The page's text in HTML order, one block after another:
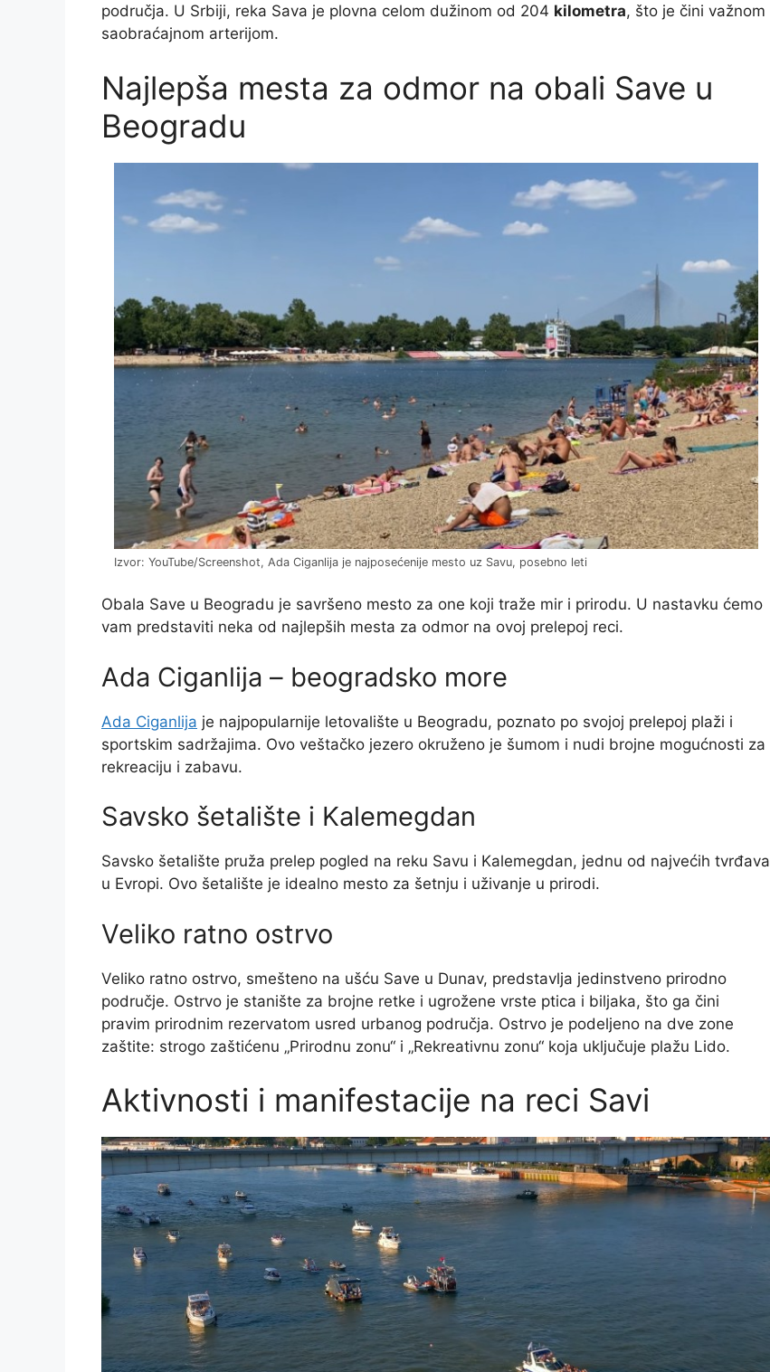
područja. U Srbiji, reka Sava je plovna celom dužinom od 204 kilometra, što je čini važnom
saobraćajnom arterijom.
Najlepša mesta za odmor na obali Save u
Beogradu
Izvor: YouTube/Screenshot, Ada Ciganlija je najposećenije mesto uz Savu, posebno leti
Obala Save u Beogradu je savršeno mesto za one koji traže mir i prirodu. U nastavku ćemo
vam predstaviti neka od najlepših mesta za odmor na ovoj prelepoj reci.
Ada Ciganlija – beogradsko more
Ada Ciganlija je najpopularnije letovalište u Beogradu, poznato po svojoj prelepoj plaži i
sportskim sadržajima. Ovo veštačko jezero okruženo je šumom i nudi brojne mogućnosti za
rekreaciju i zabavu.
Savsko šetalište i Kalemegdan
Savsko šetalište pruža prelep pogled na reku Savu i Kalemegdan, jednu od najvećih tvrđava
u Evropi. Ovo šetalište je idealno mesto za šetnju i uživanje u prirodi.
Veliko ratno ostrvo
Veliko ratno ostrvo, smešteno na ušću Save u Dunav, predstavlja jedinstveno prirodno
područje. Ostrvo je stanište za brojne retke i ugrožene vrste ptica i biljaka, što ga čini
pravim prirodnim rezervatom usred urbanog područja. Ostrvo je podeljeno na dve zone
zaštite: strogo zaštićenu „Prirodnu zonu“ i „Rekreativnu zonu“ koja uključuje plažu Lido.
Aktivnosti i manifestacije na reci Savi